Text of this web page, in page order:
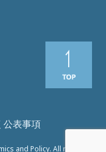
公表事項
and Policy. All rights